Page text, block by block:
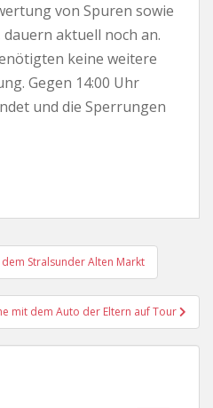
von Spuren sowie
aktuell noch an.
keine weitere
Gegen 14:00 Uhr
und die Sperrungen
Stralsunder Alten Markt
mit dem Auto der Eltern auf Tour